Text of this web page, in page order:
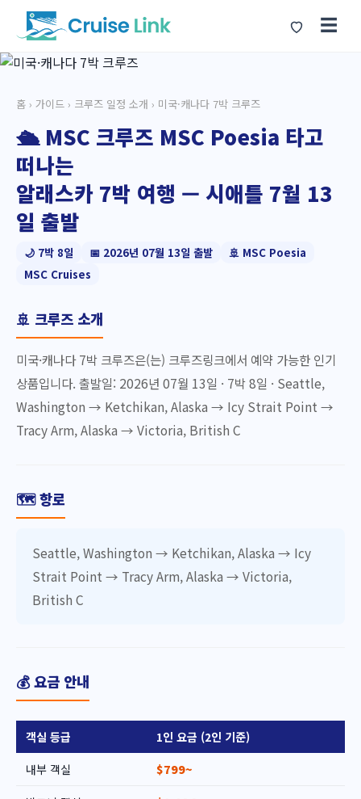
☰
홈 › 가이드 › 크루즈 일정 소개 › 미국·캐나다 7박 크루즈
🛳️ MSC 크루즈 MSC Poesia 타고
떠나는
알래스카 7박 여행 — 시애틀 7월 13
일 출발
🌙 7박 8일 📅 2026년 07월 13일 출발
🚢 MSC Poesia
MSC Cruises
🚢 크루즈 소개
미국·캐나다 7박 크루즈은(는) 크루즈링크에서 예약 가능한 인기
상품입니다. 출발일: 2026년 07월 13일 · 7박 8일 · Seattle,
Washington → Ketchikan, Alaska → Icy Strait Point →
Tracy Arm, Alaska → Victoria, British C
🗺️ 항로
Seattle, Washington → Ketchikan, Alaska → Icy
Strait Point → Tracy Arm, Alaska → Victoria,
British C
💰 요금 안내
객실 등급
1인 요금 (2인 기준)
내부 객실
$799~